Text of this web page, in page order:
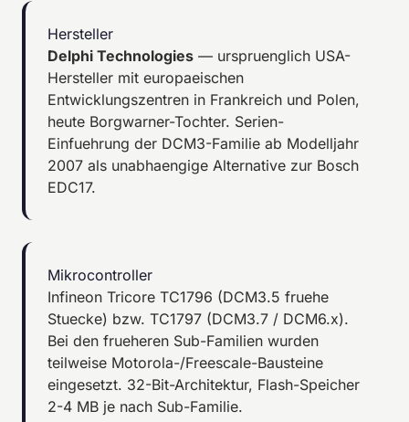
Hersteller
Delphi Technologies — urspruenglich USA-
Hersteller mit europaeischen
Entwicklungszentren in Frankreich und Polen,
heute Borgwarner-Tochter. Serien-
Einfuehrung der DCM3-Familie ab Modelljahr
2007 als unabhaengige Alternative zur Bosch
EDC17.
Mikrocontroller
Infineon Tricore TC1796 (DCM3.5 fruehe
Stuecke) bzw. TC1797 (DCM3.7 / DCM6.x).
Bei den frueheren Sub-Familien wurden
teilweise Motorola-/Freescale-Bausteine
eingesetzt. 32-Bit-Architektur, Flash-Speicher
2-4 MB je nach Sub-Familie.